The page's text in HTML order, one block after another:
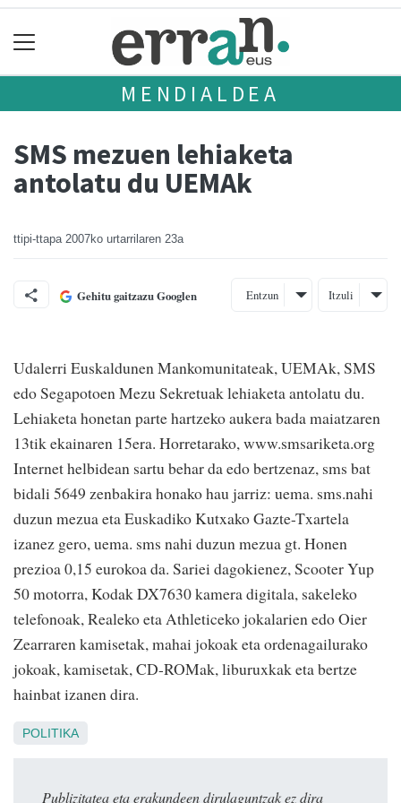
MENDIALDEA
SMS mezuen lehiaketa
antolatu du UEMAk
ttipi-ttapa 2007ko urtarrilaren 23a
Gehitu gaitzazu Googlen Entzun Itzuli
Udalerri Euskaldunen Mankomunitateak, UEMAk, SMS
edo Segapotoen Mezu Sekretuak lehiaketa antolatu du.
Lehiaketa honetan parte hartzeko aukera bada maiatzaren
13tik ekainaren 15era. Horretarako, www.smsariketa.org
Internet helbidean sartu behar da edo bertzenaz, sms bat
bidali 5649 zenbakira honako hau jarriz: uema. sms.nahi
duzun mezua eta Euskadiko Kutxako Gazte-Txartela
izanez gero, uema. sms nahi duzun mezua gt. Honen
prezioa 0,15 eurokoa da. Sariei dagokienez, Scooter Yup
50 motorra, Kodak DX7630 kamera digitala, sakeleko
telefonoak, Realeko eta Athleticeko jokalarien edo Oier
Zearraren kamisetak, mahai jokoak eta ordenagailurako
jokoak, kamisetak, CD-ROMak, liburuxkak eta bertze
hainbat izanen dira.
POLITIKA
Publizitatea eta erakundeen dirulaguntzak ez dira